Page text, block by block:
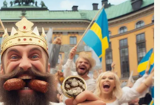
NB
AR